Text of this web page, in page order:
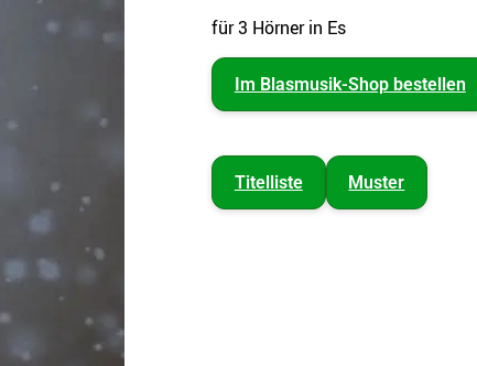
für 3 Hörner in Es
Im Blasmusik-Shop bestellen
Titelliste Muster